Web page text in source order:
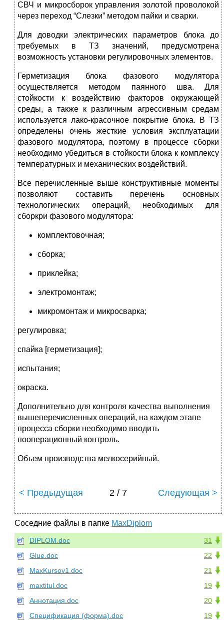
СВЧ и микросборок управления золотой проволокой
через переход “Слезки” методом пайки и сварки.
Для доводки электрических параметров блока до
требуемых в ТЗ значений, предусмотрена
возможность установки регулировочных элементов.
Герметизация блока фазового модулятора
осуществляется методом паянного шва. Для
стойкости к воздействию факторов окружающей
среды, а также к различным агрессивным средам
используется лако-красочное покрытие блока. В ТЗ
определены очень жесткие условия эксплуатации
фазового модулятора, поэтому в процессе сборки
необходимо убедиться в стойкости блока к комплексу
температурных и механических воздействий.
Все перечисленные выше конструктивные моменты
позволяют составить перечень основных
технологических операций, необходимых для
сборкри фазового модулятора:
комплектовочная;
сборка;
приклейка;
электромонтаж;
микромонтаж и микросварка;
регулировка;
спайка [герметизация];
испытания;
окраска.
Дополнительно для контроля качества выполнения
вышеперечисленных операций, на каждом этапе
процесса сборки необходимо вводить
пооперационный контроль.
Объем производства мелкосерийный.
< Предыдущая 2 / 7 Следующая >
Соседние файлы в папке MaxDiplom
31
DIPLOM.doc
22
Glue.doc
21
MaxKursov1.doc
19
maxtitul.doc
20
Аннотация.doc
19
Спецификация (форма).doc